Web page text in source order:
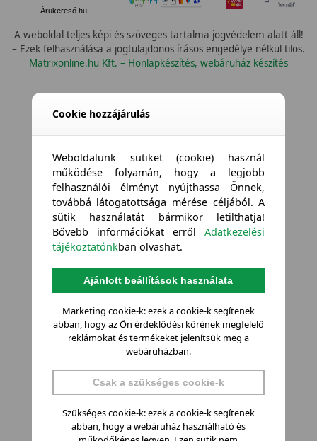
Árukereső.hu
A weboldal teljes képi és szöveges tartalma jogvédelem alatt áll!
– Ezek felhasználása a jogtulajdonos írásos engedélye nélkül tilos.
Matrixonline.hu Kft. – Honlapkészítés, webáruház készítés
Cookie hozzájárulás
Weboldalunk sütiket (cookie) használ
működése folyamán, hogy a legjobb
felhasználói élményt nyújthassa Önnek,
továbbá látogatottsága mérése céljából. A
sütik használatát bármikor letilthatja!
Bővebb információkat errőlAdatkezelési
tájékoztatónkban olvashat.
Ajánlott beállítások használata
Marketing cookie-k: ezek a cookie-k segítenek
abban, hogy az Ön érdeklődési körének megfelelő
reklámokat és termékeket jelenítsük meg a
webáruházban.
Csak a szükséges cookie-k
Szükséges cookie-k: ezek a cookie-k segítenek
abban, hogy a webáruház használható és